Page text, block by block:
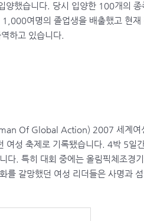
했습니다. 당시 입양한 100개의 종
여명의 졸업생을 배출했고 현재
하고 있습니다.
Of Global Action) 2007 세계여
여성 축제로 기록됐습니다. 4박 5일
다. 특히 대회 중에는 올림픽체조경
를 갈망했던 여성 리더들은 사명과